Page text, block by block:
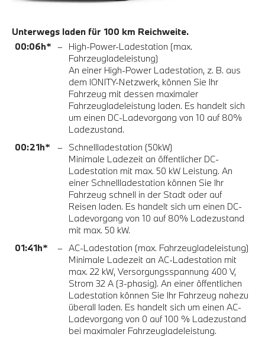
Unterwegs laden für 100 km Reichweite.
00:06h* – High-Power-Ladestation (max.
Fahrzeugladeleistung)
An einer High-Power Ladestation, z. B. aus
dem IONITY-Netzwerk, können Sie Ihr
Fahrzeug mit dessen maximaler
Fahrzeugladeleistung laden. Es handelt sich
um einen DC-Ladevorgang von 10 auf 80%
Ladezustand.
00:21h*
– Schnellladestation (50kW)
Minimale Ladezeit an öffentlicher DC-
Ladestation mit max. 50 kW Leistung. An
einer Schnellladestation können Sie Ihr
Fahrzeug schnell in der Stadt oder auf
Reisen laden. Es handelt sich um einen DC-
Ladevorgang von 10 auf 80% Ladezustand
mit max. 50 kW.
01:41h*
– AC-Ladestation (max. Fahrzeugladeleistung)
Minimale Ladezeit an AC-Ladestation mit
max. 22 kW, Versorgungsspannung 400 V,
Strom 32 A (3-phasig). An einer öffentlichen
Ladestation können Sie Ihr Fahrzeug nahezu
überall laden. Es handelt sich um einen AC-
Ladevorgang von 0 auf 100 % Ladezustand
bei maximaler Fahrzeugladeleistung.